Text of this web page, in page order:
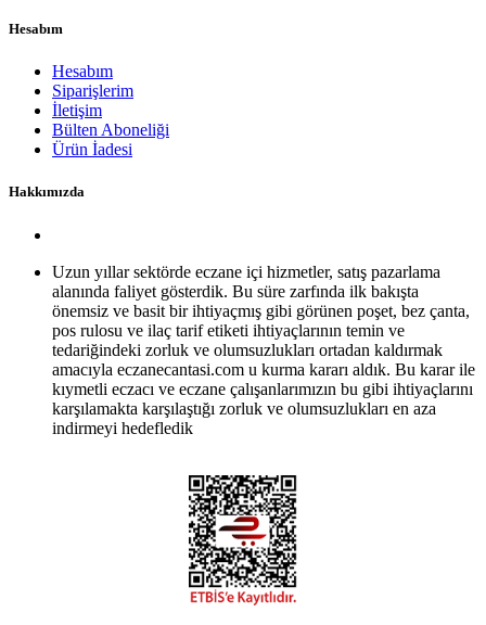
Hesabım
Hesabım
Siparişlerim
İletişim
Bülten Aboneliği
Ürün İadesi
Hakkımızda
Uzun yıllar sektörde eczane içi hizmetler, satış pazarlama
alanında faliyet gösterdik. Bu süre zarfında ilk bakışta
önemsiz ve basit bir ihtiyaçmış gibi görünen poşet, bez çanta,
pos rulosu ve ilaç tarif etiketi ihtiyaçlarının temin ve
tedariğindeki zorluk ve olumsuzlukları ortadan kaldırmak
amacıyla eczanecantasi.com u kurma kararı aldık. Bu karar ile
kıymetli eczacı ve eczane çalışanlarımızın bu gibi ihtiyaçlarını
karşılamakta karşılaştığı zorluk ve olumsuzlukları en aza
indirmeyi hedefledik